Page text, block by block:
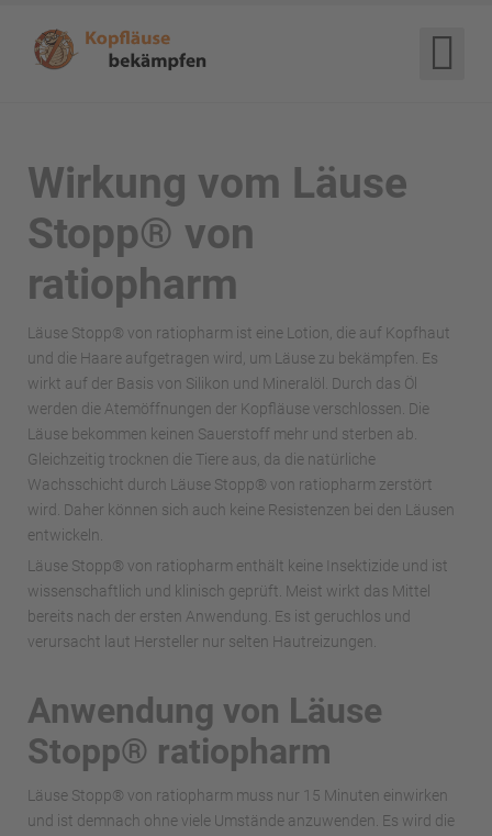
Wirkung vom Läuse
Stopp® von
ratiopharm
Läuse Stopp® von ratiopharm ist eine Lotion, die auf Kopfhaut
und die Haare aufgetragen wird, um Läuse zu bekämpfen. Es
wirkt auf der Basis von Silikon und Mineralöl. Durch das Öl
werden die Atemöffnungen der Kopfläuse verschlossen. Die
Läuse bekommen keinen Sauerstoff mehr und sterben ab.
Gleichzeitig trocknen die Tiere aus, da die natürliche
Wachsschicht durch Läuse Stopp® von ratiopharm zerstört
wird. Daher können sich auch keine Resistenzen bei den Läusen
entwickeln.
Läuse Stopp® von ratiopharm enthält keine Insektizide und ist
wissenschaftlich und klinisch geprüft. Meist wirkt das Mittel
bereits nach der ersten Anwendung. Es ist geruchlos und
verursacht laut Hersteller nur selten Hautreizungen.
Anwendung von Läuse
Stopp® ratiopharm
Läuse Stopp® von ratiopharm muss nur 15 Minuten einwirken
und ist demnach ohne viele Umstände anzuwenden. Es wird die